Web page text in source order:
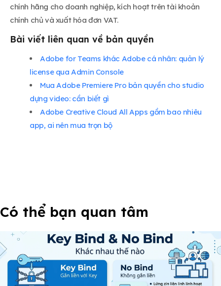
chính hãng cho doanh nghiệp, kích hoạt trên tài khoản
chính chủ và xuất hóa đơn VAT.
Bài viết liên quan về bản quyền
Adobe for Teams khác Adobe cá nhân: quản lý
license qua Admin Console
Mua Adobe Premiere Pro bản quyền cho studio
dựng video: cần biết gì
Adobe Creative Cloud All Apps gồm bao nhiêu
app, ai nên mua trọn bộ
Có thể bạn quan tâm